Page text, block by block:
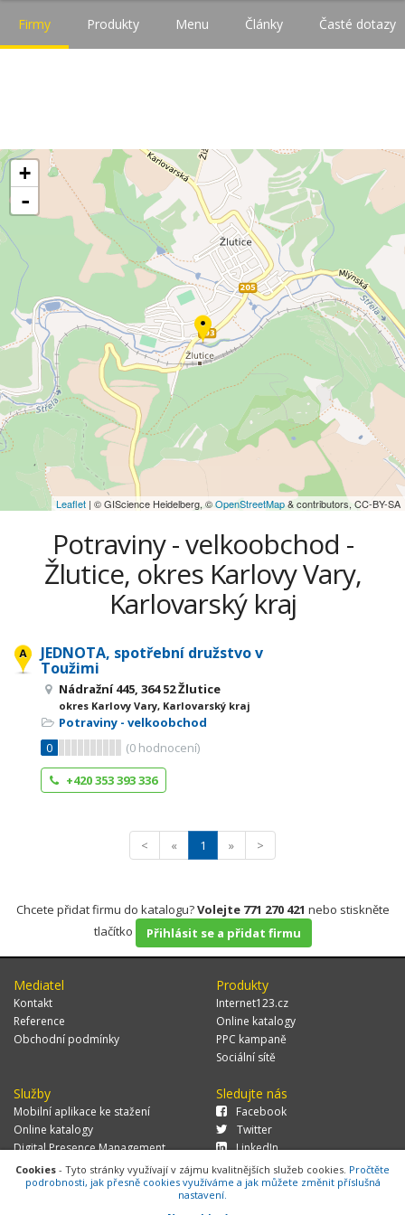
Firmy Produkty Menu Články Časté dotazy
+
-
Leaflet | © GIScience Heidelberg, ©OpenStreetMap& contributors, CC-BY-SA
Potraviny - velkoobchod -
Žlutice, okres Karlovy Vary,
Karlovarský kraj
JEDNOTA, spotřební družstvo v
Toužimi
Nádražní 445, 364 52 Žlutice
okres Karlovy Vary, Karlovarský kraj
Potraviny - velkoobchod
0
(0 hodnocení)
+420 353 393 336
< « 1 » >
Chcete přidat firmu do katalogu?Volejte 771 270 421 nebo stiskněte
tlačítko
Přihlásit se a přidat firmu
Mediatel
Kontakt
Reference
Obchodní podmínky
Produkty
Internet123.cz
Online katalogy
PPC kampaně
Sociální sítě
Služby
Mobilní aplikace ke stažení
Online katalogy
Digital Presence Management
Více zákazníků
Sledujte nás
Facebook
Twitter
LinkedIn
Cookies - Tyto stránky využívají v zájmu kvalitnějších služeb cookies. Pročtěte
podrobnosti, jak přesně cookies využíváme a jak můžete změnit příslušná
nastavení.